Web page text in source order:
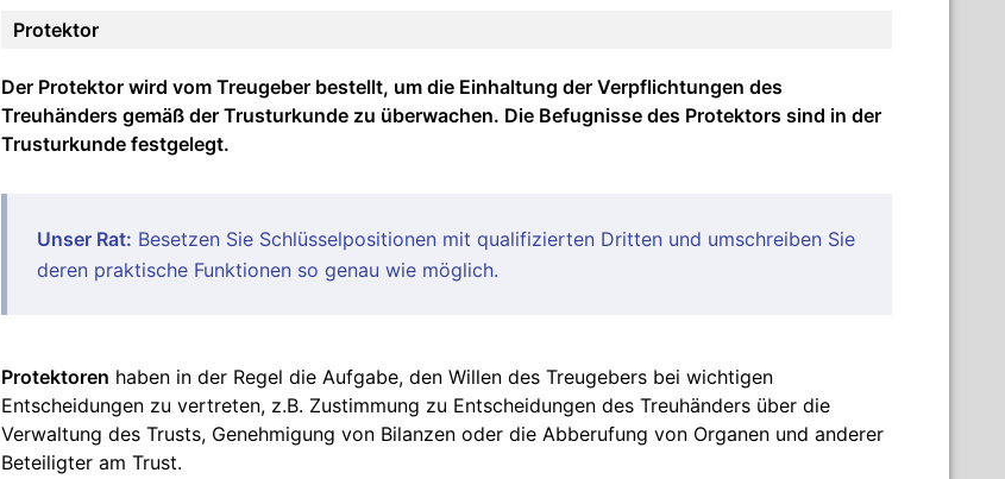
Protektor
Der Protektor wird vom Treugeber bestellt, um die Einhaltung der Verpflichtungen des
Treuhänders gemäß der Trusturkunde zu überwachen. Die Befugnisse des Protektors sind in der
Trusturkunde festgelegt.
Unser Rat: Besetzen Sie Schlüsselpositionen mit qualifizierten Dritten und umschreiben Sie
deren praktische Funktionen so genau wie möglich.
Protektoren haben in der Regel die Aufgabe, den Willen des Treugebers bei wichtigen
Entscheidungen zu vertreten, z.B. Zustimmung zu Entscheidungen des Treuhänders über die
Verwaltung des Trusts, Genehmigung von Bilanzen oder die Abberufung von Organen und anderer
Beteiligter am Trust.